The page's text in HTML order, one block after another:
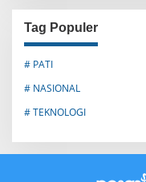
Tag Populer
# PATI
# NASIONAL
# TEKNOLOGI